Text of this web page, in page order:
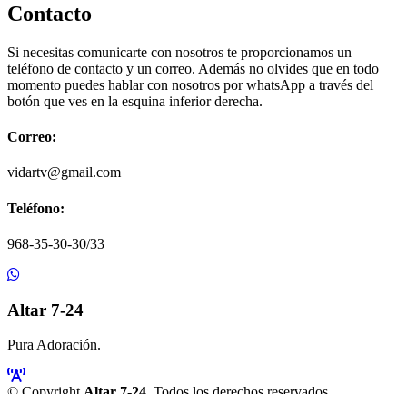
Contacto
Si necesitas comunicarte con nosotros te proporcionamos un
teléfono de contacto y un correo. Además no olvides que en todo
momento puedes hablar con nosotros por whatsApp a través del
botón que ves en la esquina inferior derecha.
Correo:
vidartv@gmail.com
Teléfono:
968-35-30-30/33
Altar 7-24
Pura Adoración.